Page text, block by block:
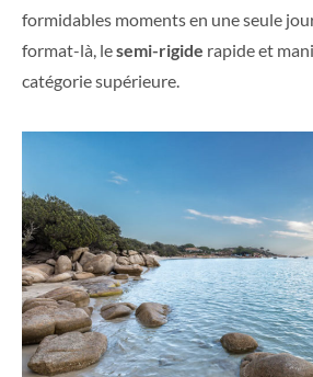
formidables moments en une seule
format-là, lesemi-rigide rapide et
catégorie supérieure.